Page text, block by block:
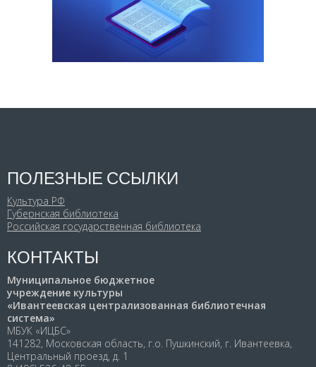
ПОЛЕЗНЫЕ ССЫЛКИ
Культура РФ
Губернская библиотека
Российская государственная библиотека
КОНТАКТЫ
Муниципальное бюджетное
учреждение культуры
«Ивантеевская централизованная библиотечная
система»
МБУК «ИЦБС»
141282, Московская область, г.о. Пушкинский, г. Ивантеевка,
Центральный проезд, д. 1